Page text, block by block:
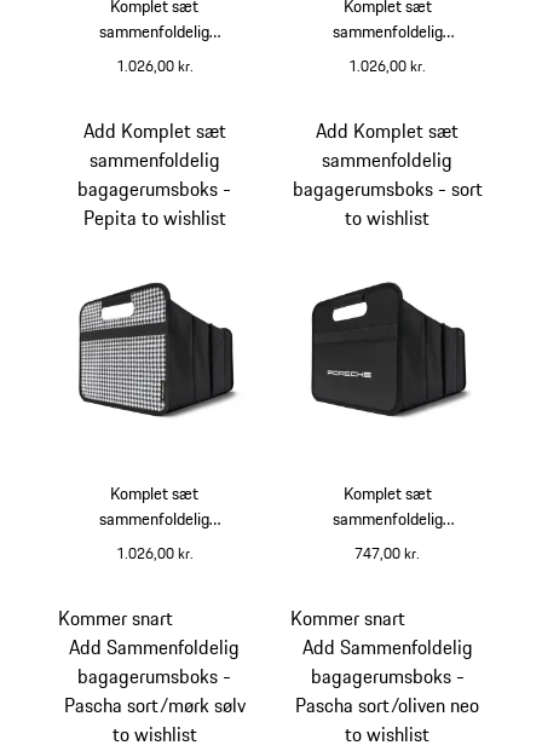
Komplet sæt
sammenfoldelig
bagagerumsboks - Pascha
sort/oliven neo
1.026,00 kr.
Komplet sæt
sammenfoldelig
bagagerumsboks - Turbo
50 tartan
1.026,00 kr.
Komplet sæt
sammenfoldelig
bagagerumsboks - Pepita
1.026,00 kr.
Add Komplet sæt
sammenfoldelig
bagagerumsboks -
Pepita to wishlist
Komplet sæt
sammenfoldelig
bagagerumsboks - sort
747,00 kr.
Add Komplet sæt
sammenfoldelig
bagagerumsboks - sort
to wishlist
Kommer snart
Add Sammenfoldelig
bagagerumsboks -
Pascha sort/mørk sølv
to wishlist
Kommer snart
Add Sammenfoldelig
bagagerumsboks -
Pascha sort/oliven neo
to wishlist